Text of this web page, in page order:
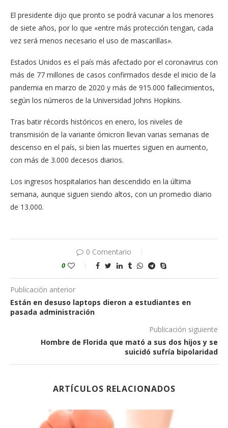
El presidente dijo que pronto se podrá vacunar a los menores
de siete años, por lo que «entre más protección tengan, cada
vez será menos necesario el uso de mascarillas».
Estados Unidos es el país más afectado por el coronavirus con
más de 77 millones de casos confirmados desde el inicio de la
pandemia en marzo de 2020 y más de 915.000 fallecimientos,
según los números de la Universidad Johns Hopkins.
Tras batir récords históricos en enero, los niveles de
transmisión de la variante ómicron llevan varias semanas de
descenso en el país, si bien las muertes siguen en aumento,
con más de 3.000 decesos diarios.
Los ingresos hospitalarios han descendido en la última
semana, aunque siguen siendo altos, con un promedio diario
de 13.000.
0 Comentario
0
Publicación anterior
Están en desuso laptops dieron a estudiantes en
pasada administración
Publicación siguiente
Hombre de Florida que mató a sus dos hijos y se
suicidó sufría bipolaridad
ARTÍCULOS RELACIONADOS